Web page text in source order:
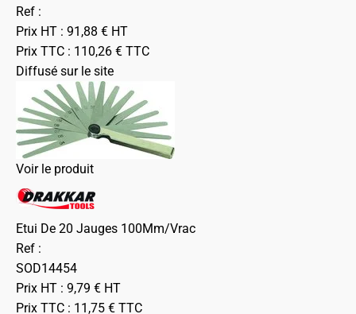
Ref :
Prix HT : 91,88 € HT
Prix TTC : 110,26 € TTC
Diffusé sur le site
Voir le produit
Etui De 20 Jauges 100Mm/Vrac
Ref :
SOD14454
Prix HT : 9,79 € HT
Prix TTC : 11,75 € TTC